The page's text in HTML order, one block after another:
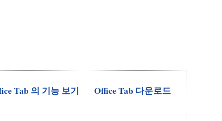
Tab 의 기능 보기
Office Tab 다운로드